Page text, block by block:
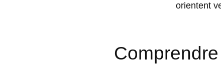
orientent